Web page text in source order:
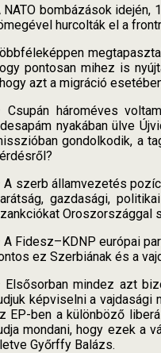
NATO bombázások idején,
hurcolták el a
pontosan mihez is
azt a migráció
Csupán hároméves
nyakában ülve
gondolkodik, a
A szerb államvezetés
gazdasági,
Oroszországgal
A Fidesz–KDNP európai
ez Szerbiának és a
Elsősorban mindez azt
képviselni a vajdasági
EP-ben a különböző
mondani, hogy ezek a
Győrffy Balázs.